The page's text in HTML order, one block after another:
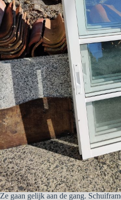
Ze gaan gelijk aan de gang.